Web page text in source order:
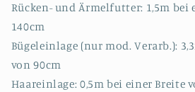
Rücken- und Ärmelfutter: 1,5m bei
140cm
Bügeleinlage (nur mod. Verarb.):
von 90cm
Haareinlage: 0,5m bei einer Breite